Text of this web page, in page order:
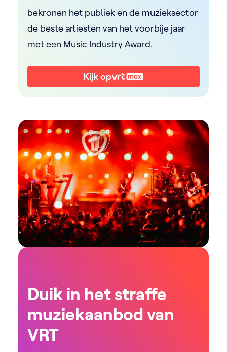
bekronen het publiek en de muzieksector
de beste artiesten van het voorbije jaar
met een Music Industry Award.
Kijk op
Duik in het straffe
muziekaanbod van
VRT